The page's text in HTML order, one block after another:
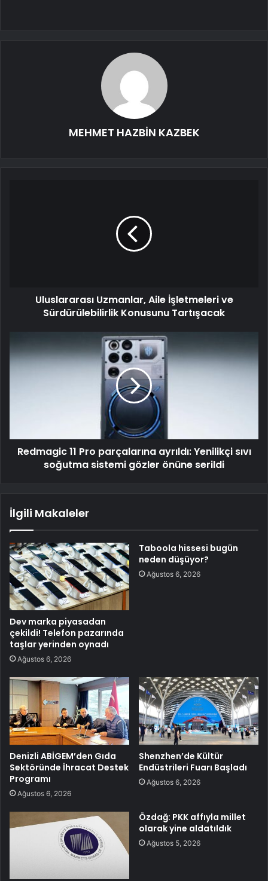
MEHMET HAZBİN KAZBEK
Uluslararası Uzmanlar, Aile İşletmeleri ve
Sürdürülebilirlik Konusunu Tartışacak
Redmagic 11 Pro parçalarına ayrıldı: Yenilikçi sıvı
soğutma sistemi gözler önüne serildi
İlgili Makaleler
Dev marka piyasadan
çekildi! Telefon pazarında
taşlar yerinden oynadı
Ağustos 6, 2026
Taboola hissesi bugün
neden düşüyor?
Ağustos 6, 2026
Denizli ABİGEM’den Gıda
Sektöründe İhracat Destek
Programı
Ağustos 6, 2026
Shenzhen’de Kültür
Endüstrileri Fuarı Başladı
Ağustos 6, 2026
Özdağ: PKK affıyla millet
olarak yine aldatıldık
Ağustos 5, 2026